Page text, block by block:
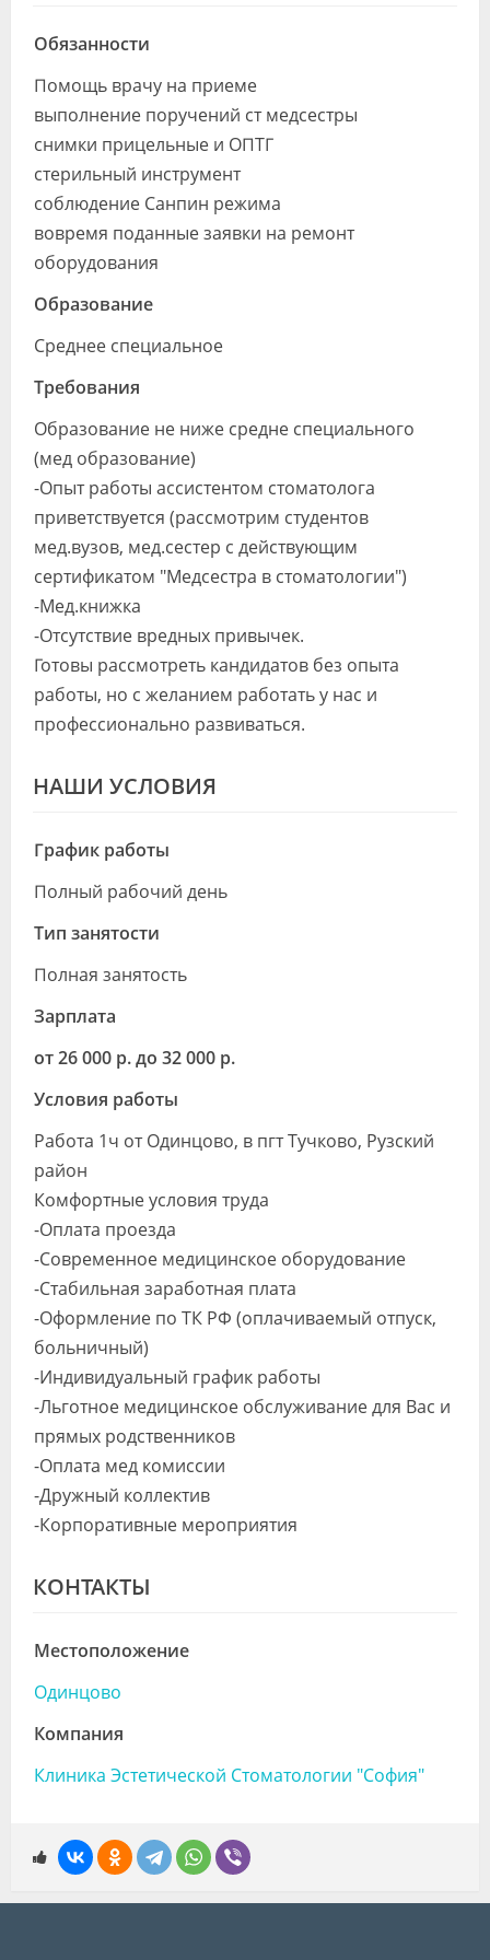
Клиники
Специалисты
Галерея
Блоги
Лаборатории
Обязанности
Помощь врачу на приеме
выполнение поручений ст медсестры
снимки прицельные и ОПТГ
стерильный инструмент
соблюдение Санпин режима
вовремя поданные заявки на ремонт
оборудования
Образование
Среднее специальное
Требования
Образование не ниже средне специального
(мед образование)
-Опыт работы ассистентом стоматолога
приветствуется (рассмотрим студентов
мед.вузов, мед.сестер с действующим
сертификатом "Медсестра в стоматологии")
-Мед.книжка
-Отсутствие вредных привычек.
Готовы рассмотреть кандидатов без опыта
работы, но с желанием работать у нас и
профессионально развиваться.
НАШИ УСЛОВИЯ
График работы
Полный рабочий день
Тип занятости
Полная занятость
Зарплата
от 26 000 р. до 32 000 р.
Условия работы
Работа 1ч от Одинцово, в пгт Тучково, Рузский
район
Комфортные условия труда
-Оплата проезда
-Современное медицинское оборудование
-Стабильная заработная плата
-Оформление по ТК РФ (оплачиваемый отпуск,
больничный)
-Индивидуальный график работы
-Льготное медицинское обслуживание для Вас и
прямых родственников
-Оплата мед комиссии
-Дружный коллектив
-Корпоративные мероприятия
КОНТАКТЫ
Местоположение
Одинцово
Компания
Клиника Эстетической Стоматологии "София"